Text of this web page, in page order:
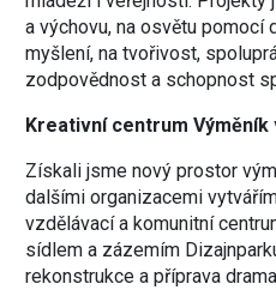
a výchovu, na osvětu pomocí
myšlení, na tvořivost,
zodpovědnost a schopnost
Kreativní centrum Výměník
Získali jsme nový prostor
dalšími organizacemi
vzdělávací a komunitní
sídlem a zázemím
rekonstrukce a příprava